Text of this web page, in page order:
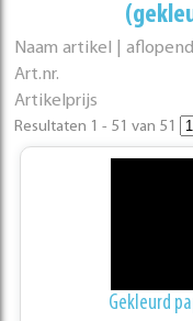
Naam artikel | aflopend
Art.nr.
Artikelprijs
Resultaten 1 - 51 van 51
Gekleurd